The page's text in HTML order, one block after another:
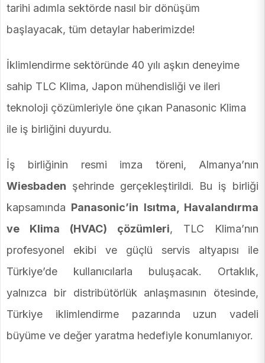
tarihi adımla sektörde nasıl bir dönüşüm
başlayacak, tüm detaylar haberimizde!
İklimlendirme sektöründe 40 yılı aşkın deneyime
sahip TLC Klima, Japon mühendisliği ve ileri
teknoloji çözümleriyle öne çıkan Panasonic Klima
ile iş birliğini duyurdu.
İş birliğinin resmi imza töreni, Almanya’nın
Wiesbaden şehrinde gerçekleştirildi. Bu iş birliği
kapsamında Panasonic’in Isıtma, Havalandırma
ve Klima (HVAC) çözümleri, TLC Klima’nın
profesyonel ekibi ve güçlü servis altyapısı ile
Türkiye’de kullanıcılarla buluşacak. Ortaklık,
yalnızca bir distribütörlük anlaşmasının ötesinde,
Türkiye iklimlendirme pazarında uzun vadeli
büyüme ve değer yaratma hedefiyle konumlanıyor.